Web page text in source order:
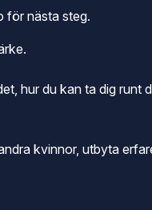
för nästa steg.
hur du kan ta dig
kvinnor, utbyta